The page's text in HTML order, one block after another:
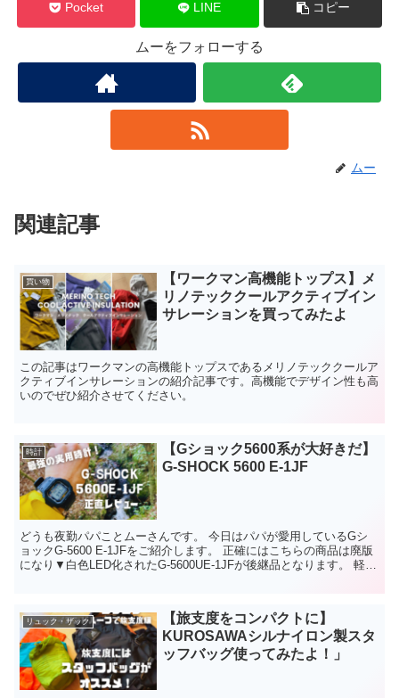
Pocket LINE コピー
ムーをフォローする
ムー
関連記事
買い物
【ワークマン高機能トップス】メ
リノテッククールアクティブイン
サレーションを買ってみたよ
この記事はワークマンの高機能トップスであるメリノテッククールア
クティブインサレーションの紹介記事です。高機能でデザイン性も高
いのでぜひ紹介させてください。
時計
【Gショック5600系が大好きだ】
G-SHOCK 5600 E-1JF
どうも夜勤パパことムーさんです。 今日はパパが愛用しているGシ
ョックG-5600 E-1JFをご紹介します。 正確にはこちらの商品は廃版
になり▼白色LED化されたG-5600UE-1JFが後継品となります。 軽く
リュック・ザック
【旅支度をコンパクトに】
KUROSAWAシルナイロン製スタ
ッフバッグ使ってみたよ！」